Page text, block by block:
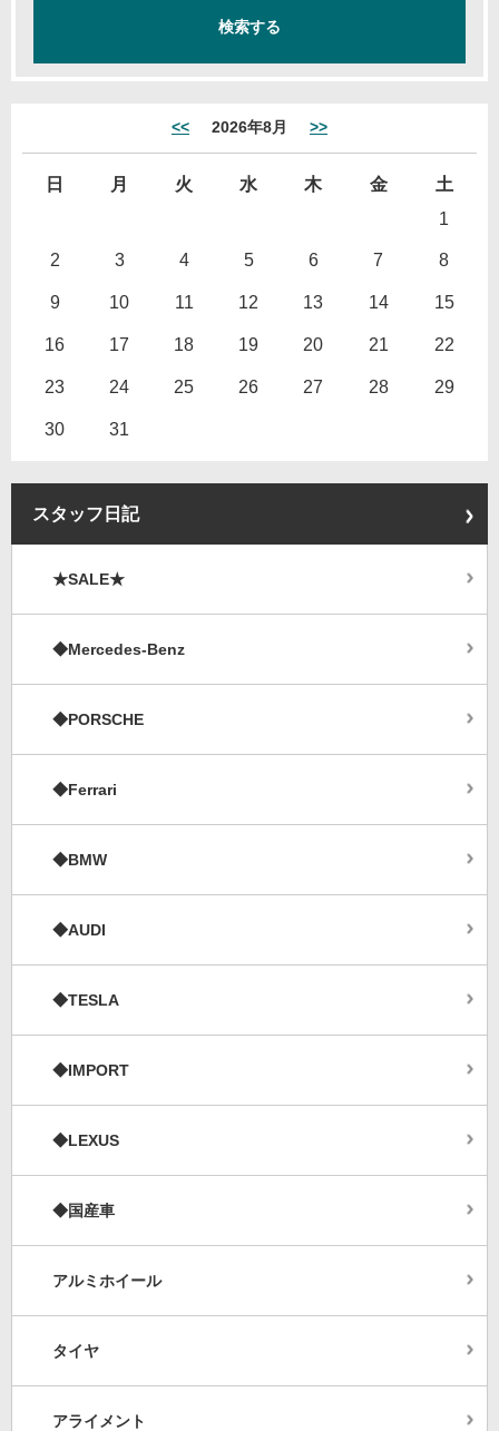
<< 2026年8月 >>
日 月 火 水 木 金
土
1
2 3 4 5 6 7 8
9 10 11 12 13 14 15
16 17 18 19 20 21 22
23 24 25 26 27 28 29
30 31
スタッフ日記
★SALE★
◆Mercedes-Benz
◆PORSCHE
◆Ferrari
◆BMW
◆AUDI
◆TESLA
◆IMPORT
◆LEXUS
◆国産車
アルミホイール
タイヤ
アライメント